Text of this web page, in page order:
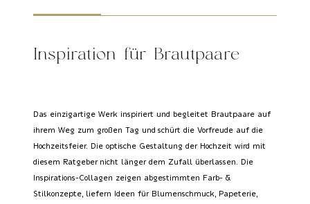
Inspiration für Brautpaare
Das einzigartige Werk inspiriert und begleitet Brautpaare auf
ihrem Weg zum großen Tag und schürt die Vorfreude auf die
Hochzeitsfeier. Die optische Gestaltung der Hochzeit wird mit
diesem Ratgeber nicht länger dem Zufall überlassen. Die
Inspirations-Collagen zeigen abgestimmten Farb- &
Stilkonzepte, liefern Ideen für Blumenschmuck, Papeterie,